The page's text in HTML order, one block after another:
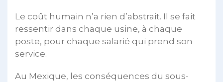
Le coût humain n’a rien d’abstrait. Il se fait
ressentir dans chaque usine, à chaque
poste, pour chaque salarié qui prend son
service.
Au Mexique, les conséquences du sous-